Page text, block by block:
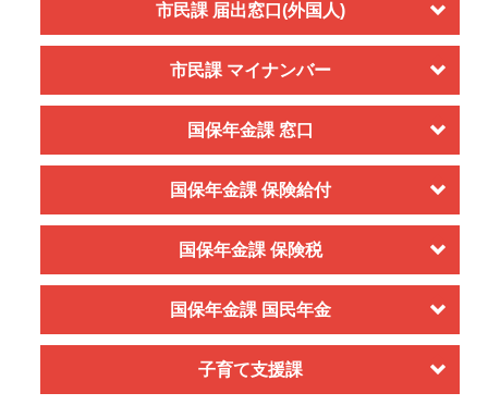
混雑予想カレンダー
市民課 届出窓口(外国人)
市民課 マイナンバー
国保年金課 窓口
国保年金課 保険給付
国保年金課 保険税
国保年金課 国民年金
子育て支援課